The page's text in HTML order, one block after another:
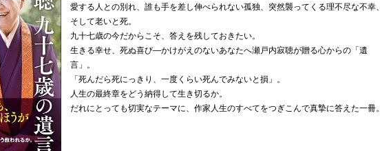
愛する人との別れ、誰も手を差し伸べられない孤独、突然襲ってくる理不尽な不幸、
そして老いと死。
九十七歳の今だからこそ、答えを残しておきたい。
生きる幸せ、死ぬ喜び—かけがえのないあなたへ瀬戸内寂聴が贈る心からの「遺
言」。
「死んだら死にっきり、一度くらい死んでみないと損」。
人生の最終章をどう納得して生き切るか。
だれにとっても切実なテーマに、作家人生のすべてをつぎこんで真摯に答えた一冊。